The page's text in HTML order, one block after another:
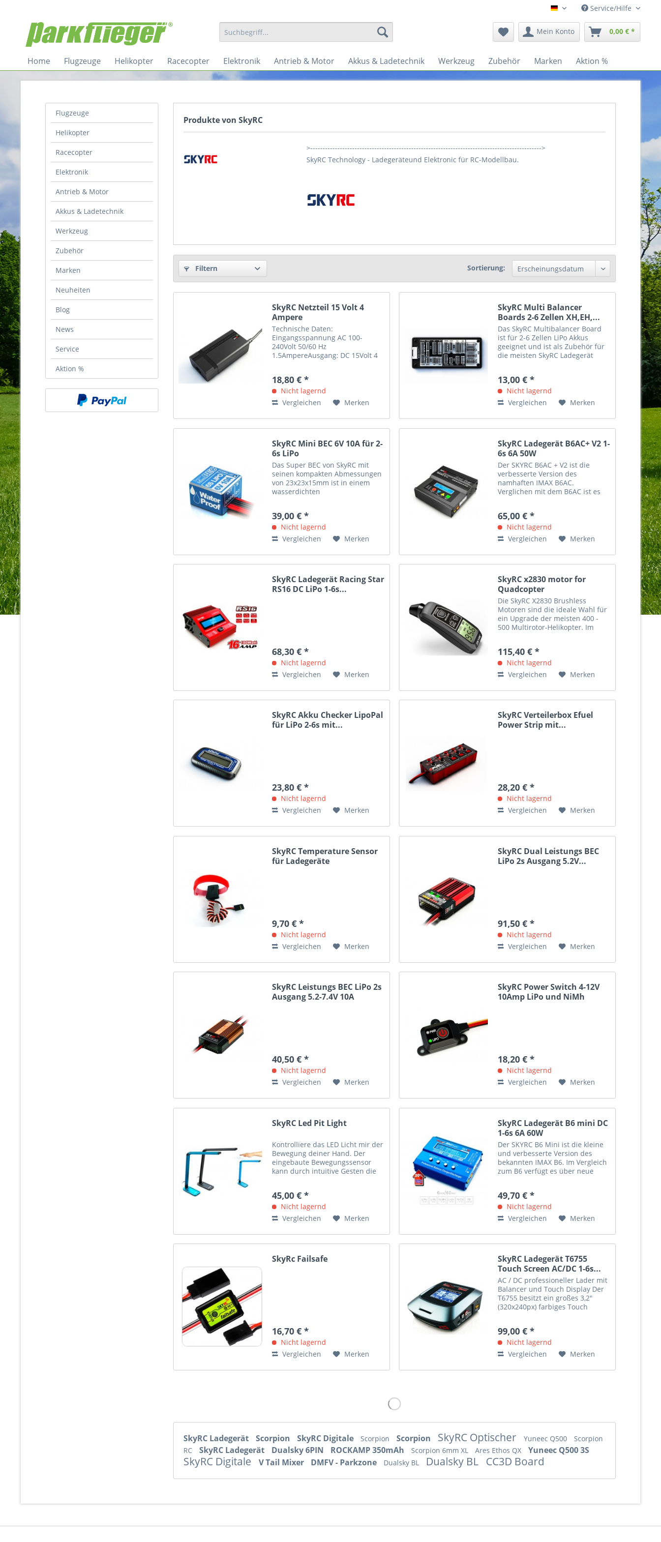
Deutsch Service/Hilfe
Mein Konto 0,00 € *
Home Flugzeuge Helikopter Racecopter Elektronik Antrieb & Motor Akkus & Ladetechnik Werkzeug Zubehör Marken Aktion %
Flugzeuge
Helikopter
Racecopter
Elektronik
Antrieb & Motor
Akkus & Ladetechnik
Werkzeug
Zubehör
Marken
Neuheiten
Blog
News
Service
Aktion %
Produkte von SkyRC
>---------------------------------------------------------------------------------------------->
SkyRC Technology - Ladegeräteund Elektronic für RC-Modellbau.
Filtern Sortierung:
SkyRC Netzteil 15 Volt 4
Ampere
Technische Daten:
Eingangsspannung AC 100-
240Volt 50/60 Hz
1.5AmpereAusgang: DC 15Volt 4
18,80 € *
Nicht lagernd
Vergleichen
Merken
SkyRC Multi Balancer
Boards 2-6 Zellen XH,EH,...
Das SkyRC Multibalancer Board
ist für 2-6 Zellen LiPo Akkus
geeignet und ist als Zubehör für
die meisten SkyRC Ladegerät
verfügbaren Balancer
Stecksysteme verwendet
werden....
13,00 € *
Nicht lagernd
Vergleichen
Merken
SkyRC Mini BEC 6V 10A für 2-
6s LiPo
Das Super BEC von SkyRC mit
seinen kompakten Abmessungen
von 23x23x15mm ist in einem
wasserdichten
Eingangsspannungsbereich von
6-25 Volt bzw 2-6 Zellen LiPo und
einem hohen Ausgangsstrom...
39,00 € *
Nicht lagernd
Vergleichen
Merken
SkyRC Ladegerät B6AC+ V2 1-
6s 6A 50W
Der SKYRC B6AC + V2 ist die
verbesserte Version des
namhaften IMAX B6AC.
Verglichen mit dem B6AC ist es
bekommen.
65,00 € *
Nicht lagernd
Vergleichen
Merken
SkyRC Ladegerät Racing Star
RS16 DC LiPo 1-6s...
68,30 € *
Nicht lagernd
Vergleichen
Merken
SkyRC x2830 motor for
Quadcopter
Die SkyRC X2830 Brushless
Motoren sind die ideale Wahl für
ein Upgrade der meisten 400 -
500 Multirotor-Helikopter. Im
Material, die Konstruktion, das
Aussehen und das wichtigste...
115,40 € *
Nicht lagernd
Vergleichen
Merken
SkyRC Akku Checker LipoPal
für LiPo 2-6s mit...
23,80 € *
Nicht lagernd
Vergleichen
Merken
SkyRC Verteilerbox Efuel
Power Strip mit...
28,20 € *
Nicht lagernd
Vergleichen
Merken
SkyRC Temperature Sensor
für Ladegeräte
9,70 € *
Nicht lagernd
Vergleichen
Merken
SkyRC Dual Leistungs BEC
LiPo 2s Ausgang 5.2V...
91,50 € *
Nicht lagernd
Vergleichen
Merken
SkyRC Leistungs BEC LiPo 2s
Ausgang 5.2-7.4V 10A
40,50 € *
Nicht lagernd
Vergleichen
Merken
SkyRC Power Switch 4-12V
10Amp LiPo und NiMh
18,20 € *
Nicht lagernd
Vergleichen
Merken
SkyRC Led Pit Light
Kontrolliere das LED Licht mir der
Bewegung deiner Hand. Der
eingebaute Bewegungssensor
kann durch intuitive Gesten die
Ausschalten
45,00 € *
Nicht lagernd
Vergleichen
Merken
SkyRC Ladegerät B6 mini DC
1-6s 6A 60W
Der SKYRC B6 Mini ist die kleine
und verbesserte Version des
bekannten IMAX B6. Im Vergleich
zum B6 verfügt es über neue
Größe.
49,70 € *
Nicht lagernd
Vergleichen
Merken
SkyRc Failsafe
16,70 € *
Nicht lagernd
Vergleichen
Merken
SkyRC Ladegerät T6755
Touch Screen AC/DC 1-6s...
AC / DC professioneller Lader mit
Balancer und Touch Display Der
T6755 besitzt ein großes 3,2"
(320x240px) farbiges Touch
einstellbaren Ständer um das
Gerät bis zu einem...
99,00 € *
Nicht lagernd
Vergleichen
Merken
SkyRC Ladegerät Scorpion SkyRC Digitale Scorpion Scorpion SkyRC Optischer Yuneec Q500
Scorpion
RC
SkyRC Ladegerät Dualsky 6PIN ROCKAMP 350mAh Scorpion 6mm XL Ares Ethos QX Yuneec Q500 3S
SkyRC Digitale V Tail Mixer DMFV - Parkzone Dualsky BL Dualsky BL CC3D Board